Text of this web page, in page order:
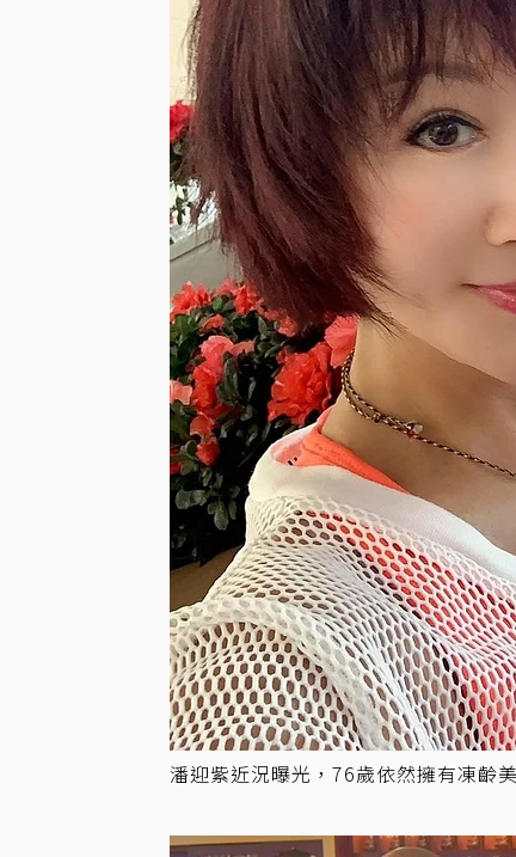
潘迎紫近況曝光，76歲依然擁有凍齡